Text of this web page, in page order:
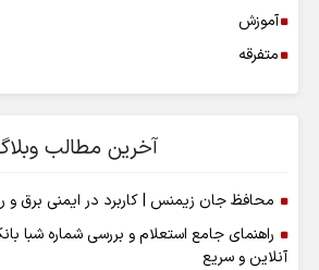
آموزش
متفرقه
آخرین مطالب
محافظ جان زیمنس | کاربرد در ایمنی برق و
راهنمای جامع استعلام و بررسی شماره شبا
آنلاین و سریع